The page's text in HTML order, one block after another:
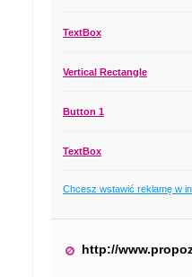
TextBox
Vertical Rectangle
Button 1
TextBox
Chcesz wstawić reklamę w
http://